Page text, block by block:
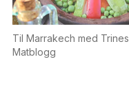
Til Marrakech med Trines
Matblogg